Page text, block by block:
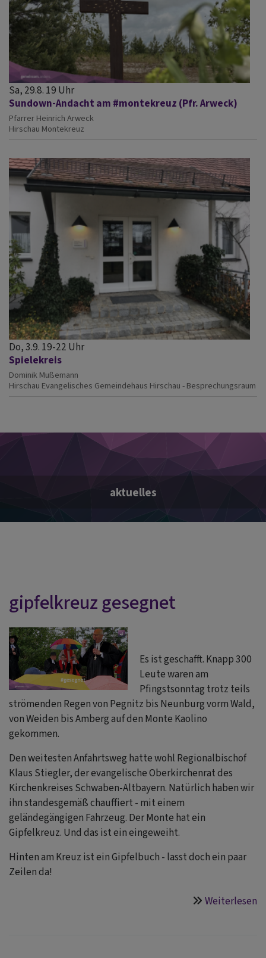
Sa, 29.8. 19 Uhr
Sundown-Andacht am #montekreuz (Pfr. Arweck)
Pfarrer Heinrich Arweck
Hirschau Montekreuz
Do, 3.9. 19-22 Uhr
Spielekreis
Dominik Mußemann
Hirschau Evangelisches Gemeindehaus Hirschau - Besprechungsraum
aktuelles
gipfelkreuz gesegnet
Es ist geschafft. Knapp 300
Leute waren am
Pfingstsonntag trotz teils
strömenden Regen von Pegnitz bis Neunburg vorm Wald,
von Weiden bis Amberg auf den Monte Kaolino
gekommen.
Den weitesten Anfahrtsweg hatte wohl Regionalbischof
Klaus Stiegler, der evangelische Oberkirchenrat des
Kirchenkreises Schwaben-Altbayern. Natürlich haben wir
ihn standesgemäß chauffiert - mit einem
geländegängigen Fahrzeug. Der Monte hat ein
Gipfelkreuz. Und das ist ein eingeweiht.
Hinten am Kreuz ist ein Gipfelbuch - lasst doch ein paar
Zeilen da!
Weiterlesen